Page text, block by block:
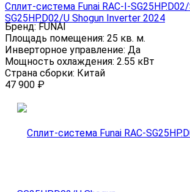
Сплит-система Funai RAC-I-
SG25HP.D02/U Shogun Inverter 2024
Бренд: FUNAI
Площадь помещения: 25 кв. м.
Инверторное управление: Да
Мощность охлаждения: 2.55 кВт
Страна сборки: Китай
47 900 ₽